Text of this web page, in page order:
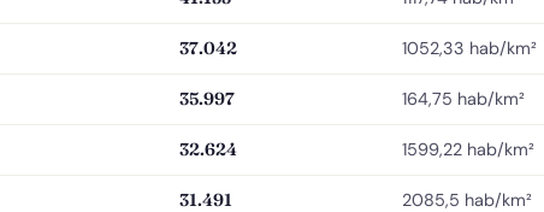
37.042 1052,33 hab/km²
35.997 164,75 hab/km²
32.624 1599,22 hab/km²
31.491 2085,5 hab/km²